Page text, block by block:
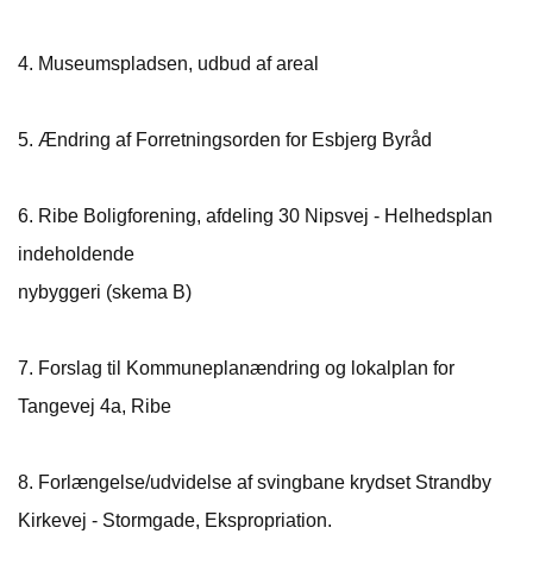
4. Museumspladsen, udbud af areal
5. Ændring af Forretningsorden for Esbjerg Byråd
6. Ribe Boligforening, afdeling 30 Nipsvej - Helhedsplan
indeholdende
nybyggeri (skema B)
7. Forslag til Kommuneplanændring og lokalplan for
Tangevej 4a, Ribe
8. Forlængelse/udvidelse af svingbane krydset Strandby
Kirkevej - Stormgade, Ekspropriation.